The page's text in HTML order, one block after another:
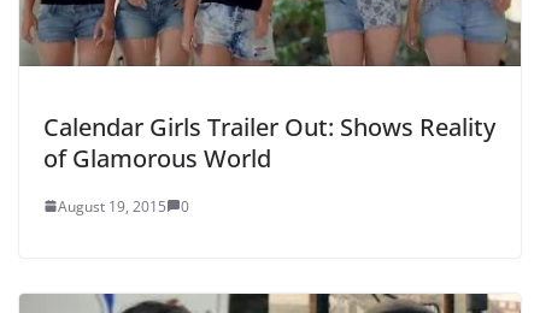
Calendar Girls Trailer Out: Shows Reality
of Glamorous World
August 19, 2015 0